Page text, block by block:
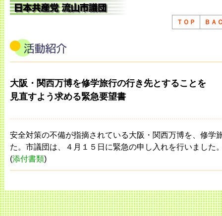
ＴＯＰ ＢＡ
大阪・関西万博を修学旅行の行き先とすることを
見直すよう求める緊急要望書
安全対策の不備が指摘されている大阪・関西万博を、修
た。市議団は、４月１５日に緊急の申し入れを行いました
(添付書類)